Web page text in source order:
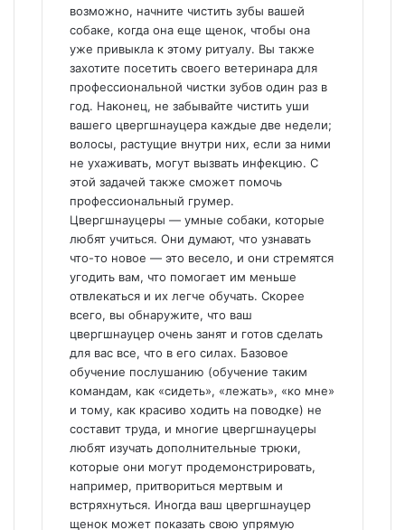
возможно, начните чистить зубы вашей
собаке, когда она еще щенок, чтобы она
уже привыкла к этому ритуалу. Вы также
захотите посетить своего ветеринара для
профессиональной чистки зубов один раз в
год. Наконец, не забывайте чистить уши
вашего цвергшнауцера каждые две недели;
волосы, растущие внутри них, если за ними
не ухаживать, могут вызвать инфекцию. С
этой задачей также сможет помочь
профессиональный грумер.
Цвергшнауцеры — умные собаки, которые
любят учиться. Они думают, что узнавать
что-то новое — это весело, и они стремятся
угодить вам, что помогает им меньше
отвлекаться и их легче обучать. Скорее
всего, вы обнаружите, что ваш
цвергшнауцер очень занят и готов сделать
для вас все, что в его силах. Базовое
обучение послушанию (обучение таким
командам, как «сидеть», «лежать», «ко мне»
и тому, как красиво ходить на поводке) не
составит труда, и многие цвергшнауцеры
любят изучать дополнительные трюки,
которые они могут продемонстрировать,
например, притвориться мертвым и
встряхнуться. Иногда ваш цвергшнауцер
щенок может показать свою упрямую